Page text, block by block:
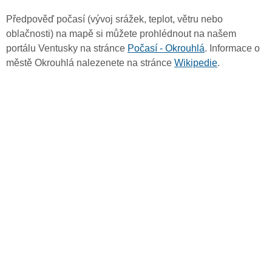
Předpověď počasí (vývoj srážek, teplot, větru nebo
oblačnosti) na mapě si můžete prohlédnout na našem
portálu Ventusky na stránce Počasí - Okrouhlá. Informace o
městě Okrouhlá nalezenete na stránce Wikipedie.